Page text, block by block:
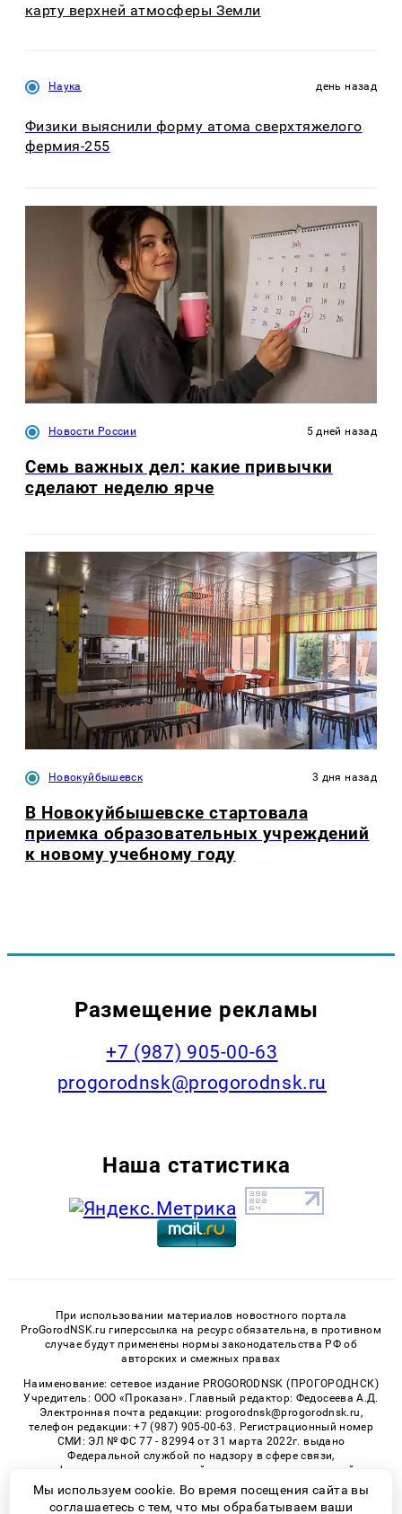
карту верхней атмосферы Земли
Наука день назад
Физики выяснили форму атома сверхтяжелого
фермия-255
Новости России 5 дней назад
Семь важных дел: какие привычки
сделают неделю ярче
Новокуйбышевск 3 дня назад
В Новокуйбышевске стартовала
приемка образовательных учреждений
к новому учебному году
Размещение рекламы
+7 (987) 905-00-63
progorodnsk@progorodnsk.ru
Наша статистика
При использовании материалов новостного портала
ProGorodNSK.ru гиперссылка на ресурс обязательна, в противном
случае будут применены нормы законодательства РФ об
авторских и смежных правах
Наименование: сетевое издание PROGORODNSK (ПРОГОРОДНСК)
Учредитель: ООО «Проказан». Главный редактор: Федосеева А.Д.
Электронная почта редакции: progorodnsk@progorodnsk.ru,
телефон редакции: +7 (987) 905-00-63. Регистрационный номер
СМИ: ЭЛ № ФС 77 - 82994 от 31 марта 2022г. выдано
Федеральной службой по надзору в сфере связи,
информационных технологий и массовых коммуникаций.
Возрастная категория сайта 16+.
Мы используем cookie. Во время посещения сайта вы
соглашаетесь с тем, что мы обрабатываем ваши